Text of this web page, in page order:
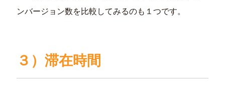
ンバージョン数を比較してみるのも１つです。
３）滞在時間